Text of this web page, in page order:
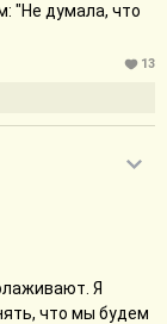
"Не думала, что
13
Я
что мы будем